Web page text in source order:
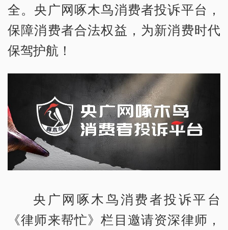
全。央广网啄木鸟消费者投诉平台，
保障消费者合法权益，为新消费时代
保驾护航！
央广网啄木鸟消费者投诉平台
《律师来帮忙》栏目邀请资深律师，